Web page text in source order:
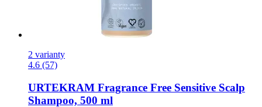
2 varianty
4.6 (57)
URTEKRAM Fragrance Free Sensitive Scalp
Shampoo, 500 ml